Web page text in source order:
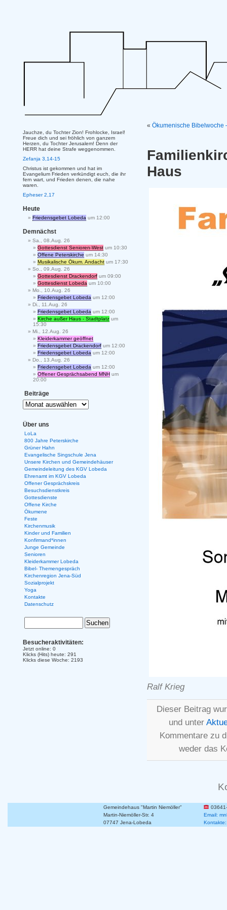
« Ökumenische Bibelwoche
Haus
Ralf Krieg
Dieser Beitrag
und unter
Kommentare zu
weder das
Jauchze, du Tochter Zion! Frohlocke, Israel!
Freue dich und sei fröhlich von ganzem
Herzen, du Tochter Jerusalem! Denn der
HERR hat deine Strafe weggenommen.
Zefanja 3,14-15
Christus ist gekommen und hat im
Evangelium Frieden verkündigt euch, die ihr
fern wart, und Frieden denen, die nahe
waren.
Epheser 2,17
Heute
Friedensgebet Lobeda um 12:00
Demnächst
Sa., 08.Aug. 26
Gottesdienst Senioren-West um 10:30
Offene Peterskirche um 14:30
Musikalische Ökum. Andacht um 17:30
So., 09.Aug. 26
Gottesdienst Drackendorf um 09:00
Gottesdienst Lobeda um 10:00
Mo., 10.Aug. 26
Friedensgebet Lobeda um 12:00
Di., 11.Aug. 26
Friedensgebet Lobeda um 12:00
Kirche außer Haus - Stadtplatz um
15:30
Mi., 12.Aug. 26
Kleiderkammer geöffnet
Friedensgebet Drackendorf um 12:00
Friedensgebet Lobeda um 12:00
Do., 13.Aug. 26
Friedensgebet Lobeda um 12:00
Offener Gesprächsabend MNH um
20:00
Beiträge
Über uns
LoLa
800 Jahre Peterskirche
Grüner Hahn
Evangelische Singschule Jena
Unsere Kirchen und Gemeindehäuser
Gemeindeleitung des KGV Lobeda
Ehrenamt im KGV Lobeda
Offener Gesprächskreis
Besuchsdienstkreis
Gottesdienste
Offene Kirche
Ökumene
Feste
Kirchenmusik
Kinder und Familien
Konfirmand*innen
Junge Gemeinde
Senioren
Kleiderkammer Lobeda
Bibel- Themengespräch
Kirchenregion Jena-Süd
Sozialprojekt
Yoga
Kontakte
Datenschutz
Besucheraktivitäten:
Jetzt online: 0
Klicks (Hits) heute: 291
Klicks diese Woche: 2193
Gemeindehaus "Martin Niemöller"
Martin-Niemöller-Str. 4
Email:
07747 Jena-Lobeda